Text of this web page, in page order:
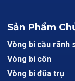
Sản Phẩm
Vòng bi cầu rãnh
Vòng bi côn
Vòng bi đũa trụ